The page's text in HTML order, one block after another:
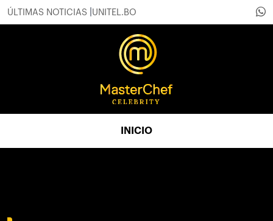
ÚLTIMAS NOTICIAS UNITEL.BO
INICIO